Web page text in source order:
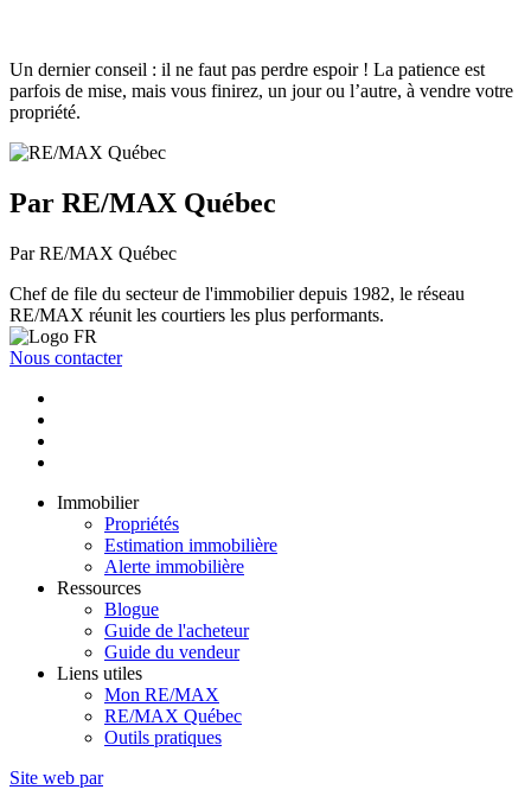
Un dernier conseil : il ne faut pas perdre espoir ! La patience est
parfois de mise, mais vous finirez, un jour ou l’autre, à vendre votre
propriété.
Par RE/MAX Québec
Par RE/MAX Québec
Chef de file du secteur de l'immobilier depuis 1982, le réseau
RE/MAX réunit les courtiers les plus performants.
Nous contacter
Immobilier
Propriétés
Estimation immobilière
Alerte immobilière
Ressources
Blogue
Guide de l'acheteur
Guide du vendeur
Liens utiles
Mon RE/MAX
RE/MAX Québec
Outils pratiques
Site web par